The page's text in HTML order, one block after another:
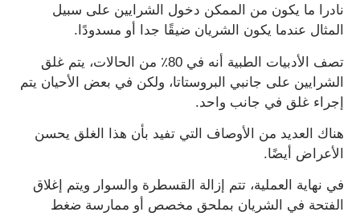
نادرا ما يكون من الممكن دخول الشرايين على سبيل
المثال عندما يكون الشريان ضيقًا جدا أو مسدودًا.
تصف الأدبيات الطبية أنه في 80٪ من الحالات، يتم غلق
الشرايين على جانبي البروستاتا، ولكن في بعض الأحيان يتم
إجراء غلق في جانب واحد.
هناك العديد من الأوصاف التي تفيد بأن هذا الغلق يحسن
الأعراض أيضًا.
في نهاية العملية، تتم إزالة القسطرة والسوار ويتم إغلاق
الفتحة في الشريان بملحق مخصص أو ممارسة ضغط